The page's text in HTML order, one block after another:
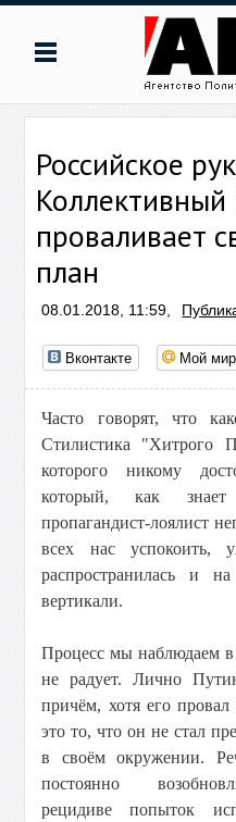
Российское
проваливает
план
08.01.2018, 11:59,
Вконтакте Мой мир
Часто говорят, что
Стилистика "Хитрого
которого никому
который, как
пропагандист-лоялист
всех нас успокоить,
распространилась и
вертикали.
Процесс мы наблюдаем
не радует. Лично
причём, хотя его провал
это то, что он не стал
в своём окружении.
постоянно
рецидиве попыток